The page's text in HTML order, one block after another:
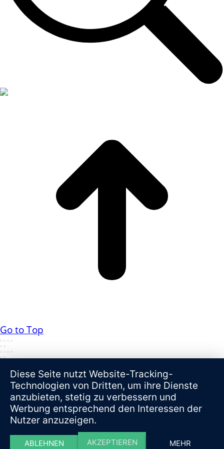
Go to Top
Diese Seite nutzt Website-Tracking-
Technologien von Dritten, um ihre Dienste
anzubieten, stetig zu verbessern und
Werbung entsprechend den Interessen der
Nutzer anzuzeigen.
ABLEHNEN AKZEPTIEREN MEHR